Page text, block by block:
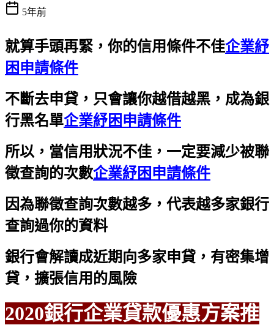
5年前
就算手頭再緊，你的信用條件不佳企業紓
困申請條件
不斷去申貸，只會讓你越借越黑，成為銀
行黑名單企業紓困申請條件
所以，當信用狀況不佳，一定要減少被聯
徵查詢的次數企業紓困申請條件
因為聯徵查詢次數越多，代表越多家銀行
查詢過你的資料
銀行會解讀成近期向多家申貸，有密集增
貸，擴張信用的風險
2020銀行企業貸款優惠方案推